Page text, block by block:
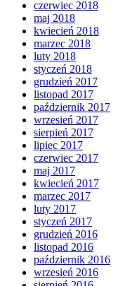
czerwiec 2018
maj 2018
kwiecień 2018
marzec 2018
luty 2018
styczeń 2018
grudzień 2017
listopad 2017
październik 2017
wrzesień 2017
sierpień 2017
lipiec 2017
czerwiec 2017
maj 2017
kwiecień 2017
marzec 2017
luty 2017
styczeń 2017
grudzień 2016
listopad 2016
październik 2016
wrzesień 2016